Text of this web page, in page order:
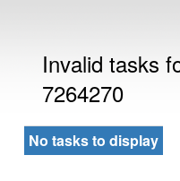
Invalid tasks
7264270
No tasks to display